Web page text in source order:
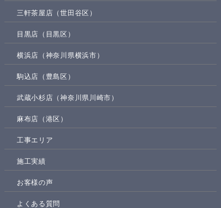
三軒茶屋店（世田谷区）
目黒店（目黒区）
横浜店（神奈川県横浜市）
駒込店（豊島区）
武蔵小杉店（神奈川県川崎市）
麻布店（港区）
工事エリア
施工実績
お客様の声
よくある質問